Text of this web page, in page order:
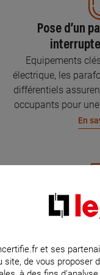
Pose d’un
Equipements
électrique, les
différentiels
occupants pour
En
Mise aux
Parce que
protection de
et ses
site, de vous proposer